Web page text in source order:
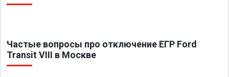
Частые вопросы про отключение ЕГР Ford
Transit VIII в Москве